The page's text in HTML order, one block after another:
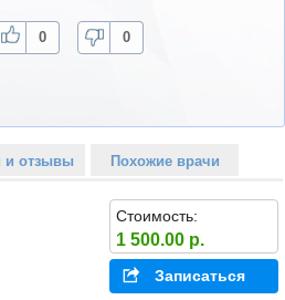
0 0
и отзывы Похожие врачи
Стоимость:
1 500.00 р.
Записаться